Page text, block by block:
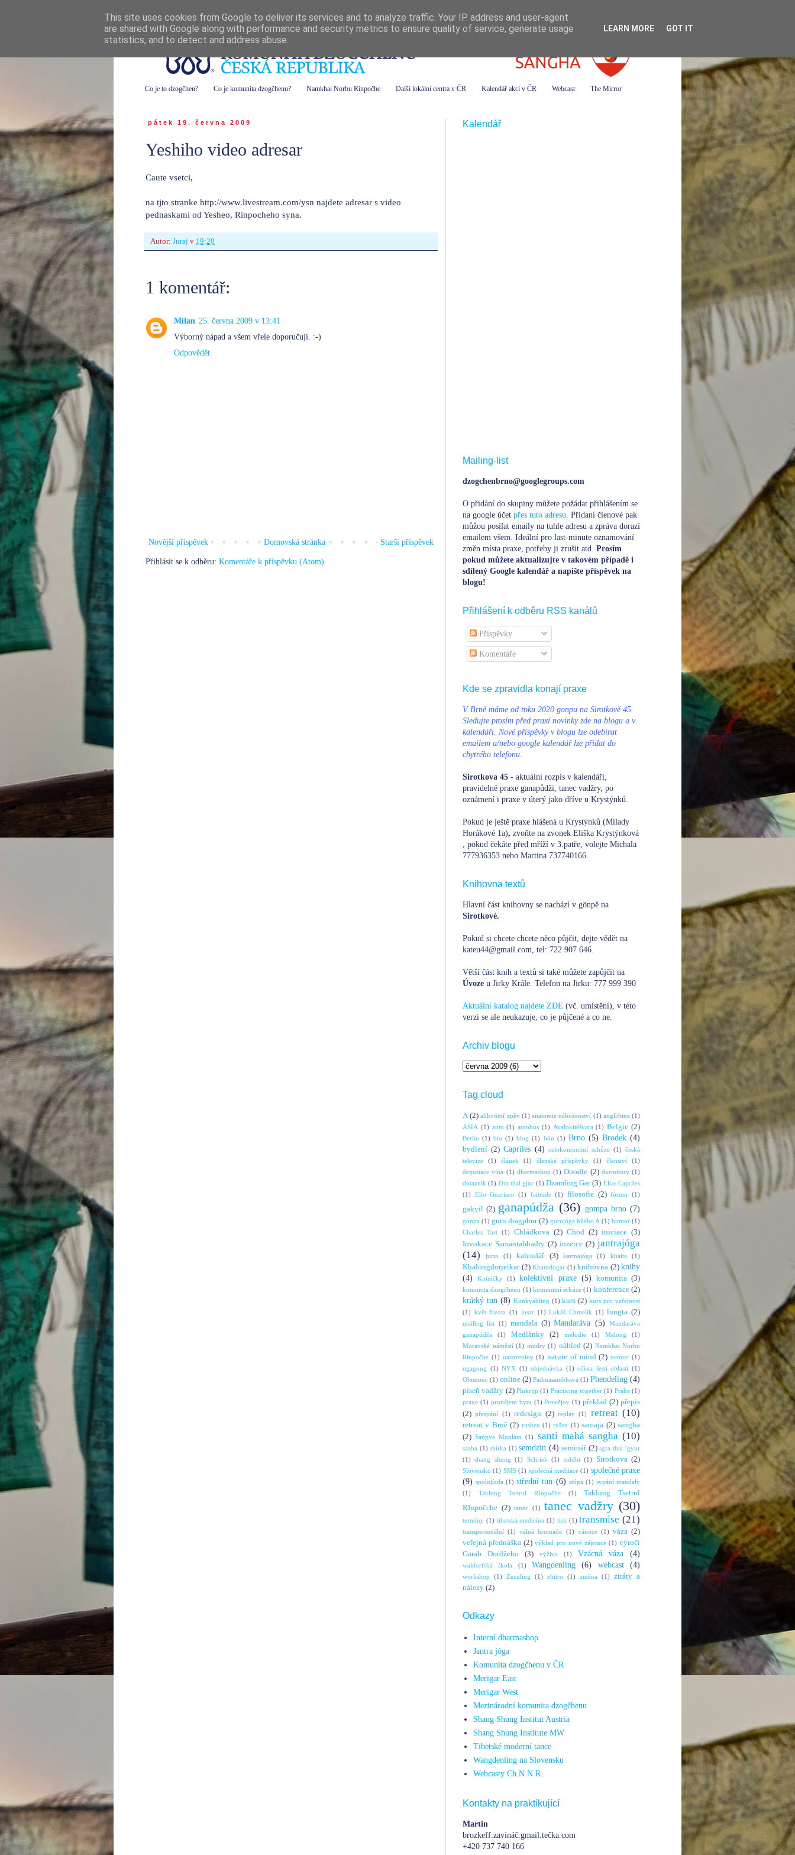
Co je to dzogčhen? Co je komunita dzogčhenu? Namkhai Norbu Rinpočhe Další lokální centra v ČR Kalendář akcí v ČR Webcast The Mirror
pátek 19. června 2009
Yeshiho video adresar
Caute vsetci,
na tjto stranke http://www.livestream.com/ysn najdete adresar s video
pednaskami od Yesheo, Rinpocheho syna.
Autor: Juraj v 19:20
1 komentář:
Milan 25. června 2009 v 13:41
Výborný nápad a všem vřele doporučuji. :-)
Odpovědět
Novější příspěvek Starší příspěvek
Domovská stránka
Přihlásit se k odběru: Komentáře k příspěvku (Atom)
Kalendář
Mailing-list
dzogchenbrno@googlegroups.com
O přidání do skupiny můžete požádat přihlášením se
na google účet přes tuto adresu. Přidaní členové pak
můžou posílat emaily na tuhle adresu a zpráva dorazí
emailem všem. Ideální pro last-minute oznamování
změn místa praxe, potřeby ji zrušit atd. Prosím
pokud můžete aktualizujte v takovém případě i
sdílený Google kalendář a napište příspěvek na
blogu!
Přihlášení k odběru RSS kanálů
Příspěvky
Komentáře
Kde se zpravidla konají praxe
V Brně máme od roku 2020 gonpu na Sirotkově 45.
Sledujte prosím před praxí novinky zde na blogu a v
kalendáři. Nové příspěvky v blogu lze odebírat
emailem a/nebo google kalendář lze přidat do
chytrého telefonu.
Sirotkova 45 - aktuální rozpis v kalendáři,
pravidelné praxe ganapůdži, tanec vadžry, po
oznámení i praxe v úterý jako dříve u Krystýnků.
Pokud je ještě praxe hlášená u Krystýnků (Milady
Horákové 1a), zvoňte na zvonek Eliška Krystýnková
, pokud čekáte před mříží v 3.patře, volejte Michala
777936353 nebo Martina 737740166.
Knihovna textů
Hlavní část knihovny se nachází v gönpě na
Sirotkové.
Pokud si chcete chcete něco půjčit, dejte vědět na
kateu44@gmail.com, tel: 722 907 646.
Větší část knih a textů si také můžete zapůjčit na
Úvoze u Jirky Krále. Telefon na Jirku: 777 999 390
Aktuální katalog najdete ZDE (vč. umístění), v této
verzi se ale neukazuje, co je půjčené a co ne.
Archiv blogu
Tag cloud
A (2) alikvótní zpěv (1) anatomie náboženství (1) angličtina (1)
ASIA (1) auto (1) autobus (1) Avalokitéšvara (1) Belgie (2)
Berlín (1) bio (1) blog (1) bön (1) Brno (5) Brodek (4)
bydlení (2) Capriles (4) celokomunitní schůze (1) česká
televize
(1) článek (1) členské příspěvky (1) členství
(1)
degustace vína (1) dharmashop (1) Doodle (2) dormitory (1)
dotazník (1) Dra thal gjur (1) Dzamling Gar (3) Elías Capriles
(1) Elio Guarisco (1) faitrade (1) filosofie (2) fórum (1)
gakyil (2) ganapúdža (36) gompa brno (7)
gonpa (1) guru dragphur (2) gurujóga bílého A (1) humor (1)
Charles Tart (1) Chládkova (2) Chöd (2) iniciace (3)
Invokace Samantabhadry (2) inzerce (2) jantrajóga
(14)
jurta (1) kalendář (3) karmajóga (1) khaita (1)
Khalongdorjeikar (2) Khamdogar (1) knihovna (2) knihy
(4)
Kníničky (1) kolektivní praxe (5) komunita (3)
komunita dzogčhenu (1) komunitní schůze (1) konference (2)
krátký tun (8) Kunkyabling (1) kurs (2) kurs pro veřejnost
(1) květ života (1) losar (1) Lukáš Chmelík (1) lungta (2)
mailing list (1) mandala (3) Mandaráva (5)
Mandaráva
ganapúdža
(1) Medlánky (2) melodie (1) Melong
(1)
Moravské náměstí (1) mudry (1) náhled (2) Namkhai Norbu
Rinpočhe (1) narozeniny (1) nature of mind (2) nemoc (1)
ngagong (1) NYX (1) objednávka (1) očista šesti oblastí (1)
Olomouc (1) online (2) Padmasambhava (1) Phendeling (4)
píseň vadžry (2) Plukrijp (1) Practicing together (1) Praha (1)
praxe (1) pronájem bytu (1) Prostějov (1) překlad (2) přepis
(2) přespání (1) redesign (2) replay (1) retreat (10)
retreat v Brně (2) rushen (1) rušen (1) samaja (2) sangha
(2) Sangye Monlam (1) santi mahá sangha (10)
sazba (1) sbírka (1) semdzin (4) seminář (2) sgra thal ’gyur
(1) shang shung (1) Schriek (1) siddhi (1) Sirotkova (2)
Slovensko (1) SMS (1) společná meditace (1) společné praxe
(9) spolujízda (1) střední tun (6) stúpa (1) sypání mandaly
(1)
Taklung Tsetrul RInpočhe (1)
Taklung Tsetrul
RInpočche (2) tanec (1) tanec vadžry (30)
termíny (1) tibetská medicína (1) tisk (1) transmise (21)
transpersonální (1) valná hromada (1) vánoce (1) váza (2)
veřejná přednáška (2) výklad pro nové zájemce (1) výročí
Garab Dordžeho
(3) výživa (1) Vzácná váza (4)
waldorfská škola (1) Wangdenling (6) webcast (4)
workshop (1) Zezuling (1) zhitro (1) změna (1) ztráty a
nálezy (2)
Odkazy
Interní dharmashop
Jantra jóga
Komunita dzogčhenu v ČR
Merigar East
Merigar West
Mezinárodní komunita dzogčhenu
Shang Shung Institut Austria
Shang Shung Institute MW
Tibetské moderní tance
Wangdenling na Slovensku
Webcasty Ch.N.N.R.
Kontakty na praktikující
Martin
brozkeff.zavináč.gmail.tečka.com
+420 737 740 166
This site uses cookies from Google to deliver its services and to analyze traffic. Your IP address and user-agent
are shared with Google along with performance and security metrics to ensure quality of service, generate usage
statistics, and to detect and address abuse.
LEARN MORE GOT IT